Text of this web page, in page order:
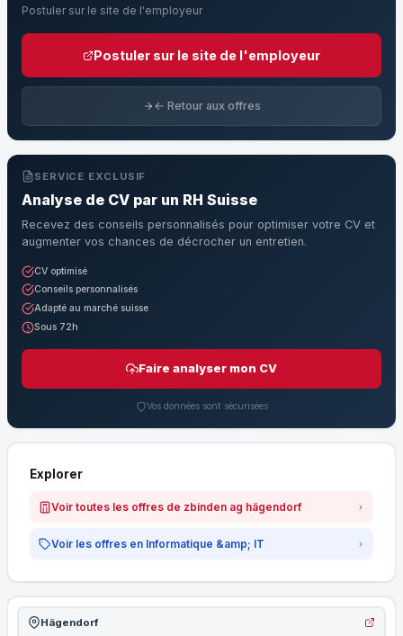
Postuler sur le site de l'employeur
Postuler sur le site de l'employeur
← Retour aux offres
SERVICE EXCLUSIF
Analyse de CV par un RH Suisse
Recevez des conseils personnalisés pour optimiser votre CV et
augmenter vos chances de décrocher un entretien.
CV optimisé
Conseils personnalisés
Adapté au marché suisse
Sous 72h
Faire analyser mon CV
Vos données sont sécurisées
Explorer
Voir toutes les offres de zbinden ag hägendorf
Voir les offres en Informatique &amp; IT
Hägendorf